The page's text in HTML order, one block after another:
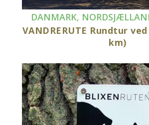
DANMARK,
VANDRERUTE Rundtur
km)